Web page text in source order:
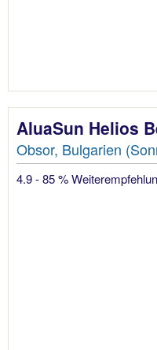
AluaSun Helios
Obsor, Bulgarien
4.9 - 85 %